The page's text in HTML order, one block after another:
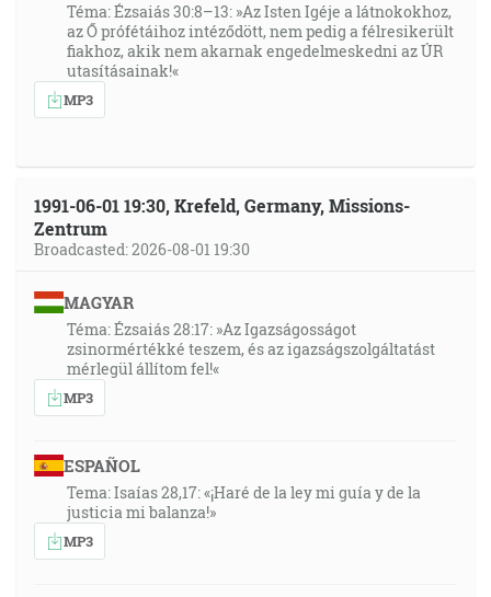
Téma: Ézsaiás 30:8–13: »Az Isten Igéje a látnokokhoz,
az Ő prófétáihoz intéződött, nem pedig a félresikerült
fiakhoz, akik nem akarnak engedelmeskedni az ÚR
utasításainak!«
MP3
1991-06-01 19:30, Krefeld, Germany, Missions-
Zentrum
Broadcasted: 2026-08-01 19:30
MAGYAR
Téma: Ézsaiás 28:17: »Az Igazságosságot
zsinormértékké teszem, és az igazságszolgáltatást
mérlegül állítom fel!«
MP3
ESPAÑOL
Tema: Isaías 28,17: «¡Haré de la ley mi guía y de la
justicia mi balanza!»
MP3